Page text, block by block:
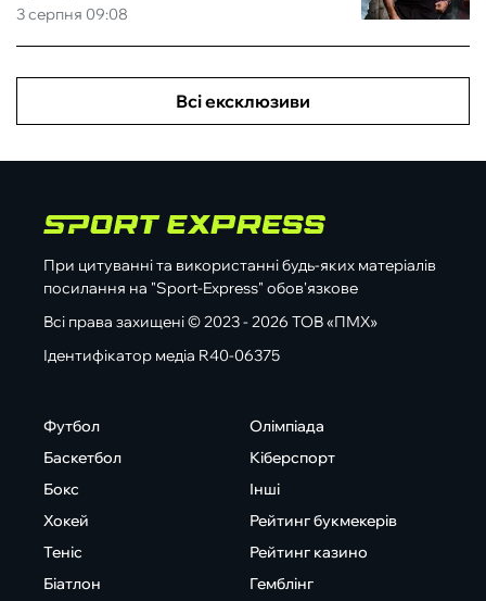
3 серпня 09:08
Всі ексклюзиви
При цитуванні та використанні будь-яких матеріалів
посилання на "Sport-Express" обов'язкове
Всі права захищені © 2023 - 2026 ТОВ «ПМХ»
Ідентифікатор медіа R40-06375
Футбол
Баскетбол
Бокс
Хокей
Теніс
Біатлон
Олімпіада
Кіберспорт
Інші
Рейтинг букмекерів
Рейтинг казино
Гемблінг